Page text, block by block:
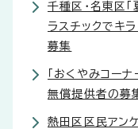
千種区・名東区
ラスチックでキ
募集
「おくやみコー
無償提供者の募
熱田区区民アン